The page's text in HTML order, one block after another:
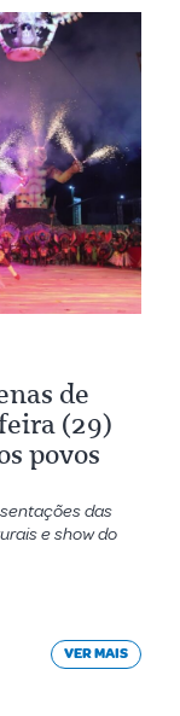
de
(29)
povos
das
e show do
VER MAIS